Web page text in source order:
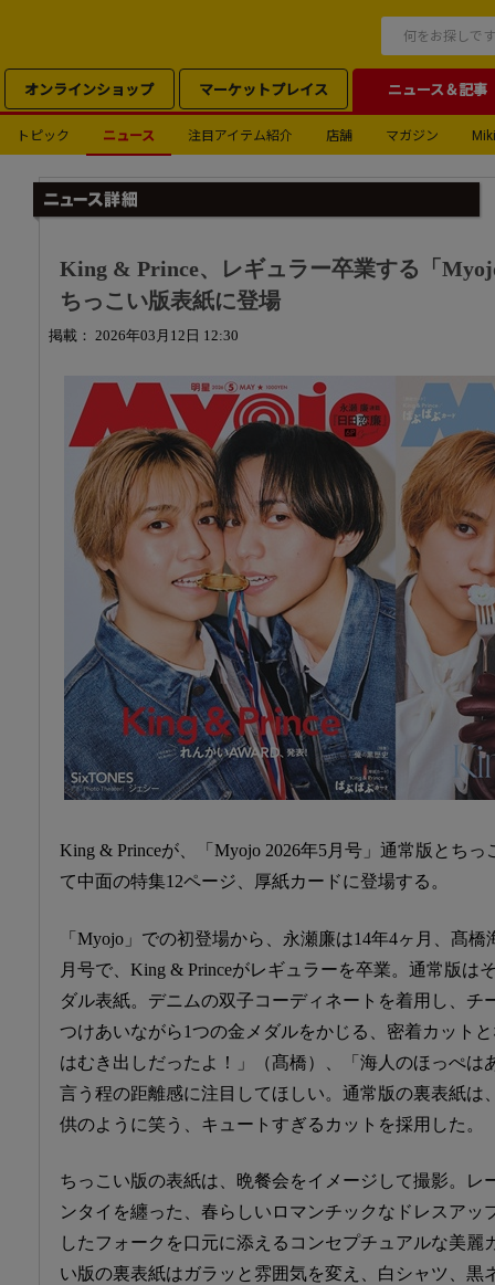
オンラインショップ マーケットプレイス ニュース＆記事
トピック ニュース 注目アイテム紹介 店舗 マガジン
King & Prince、レギュラー卒業する「
ちっこい版表紙に登場
掲載： 2026年03月12日 12:30
King & Princeが、「Myojo 2026年5月号」通常版とち
て中面の特集12ページ、厚紙カードに登場する。
「Myojo」での初登場から、永瀬廉は14年4ヶ月、髙
月号で、King & Princeがレギュラーを卒業。通常版は
ダル表紙。デニムの双子コーディネートを着用し、チ
つけあいながら1つの金メダルをかじる、密着カット
はむき出しだったよ！」（髙橋）、「海人のほっぺは
言う程の距離感に注目してほしい。通常版の裏表紙は
供のように笑う、キュートすぎるカットを採用した。
ちっこい版の表紙は、晩餐会をイメージして撮影。レ
ンタイを纏った、春らしいロマンチックなドレスアッ
したフォークを口元に添えるコンセプチュアルな美麗
い版の裏表紙はガラッと雰囲気を変え、白シャツ、黒